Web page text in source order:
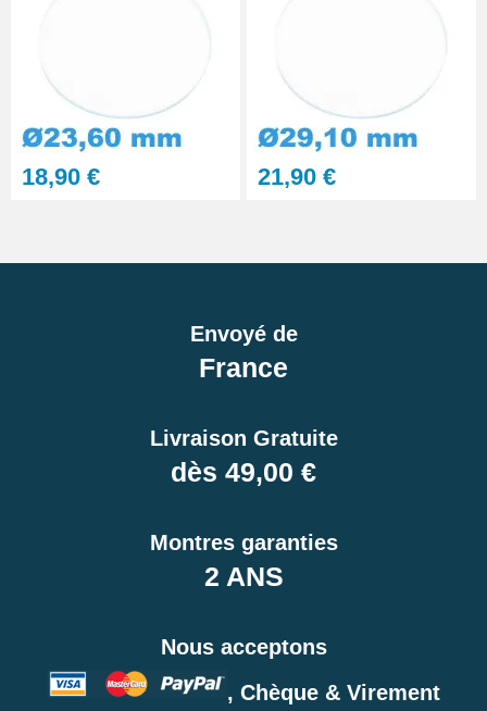
18,90 € 21,90 €
Envoyé de
France
Livraison Gratuite
dès 49,00 €
Montres garanties
2 ANS
Nous acceptons
, Chèque & Virement